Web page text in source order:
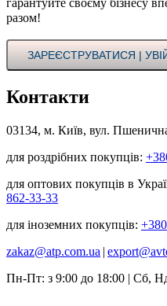
разом!
ЗАРЕЄСТРУВАТИСЯ |
Контакти
03134, м. Київ, вул.
для роздрібних покупців:
для оптових покупців в
862-33-33
для іноземних покупців:
zakaz@atp.com.ua |
Пн-Пт: з 9:00 до 18:00 | Сб,